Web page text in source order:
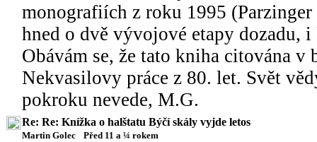
monografiích z roku 1995
hned o dvě vývojové etapy dozadu,
Obávám se, že tato kniha citována
Nekvasilovy práce z 80. let. Svět
pokroku nevede, M.G.
Re: Re: Knížka o halštatu Býčí skály vyjde letos
Martin Golec Před 11 a ¼ rokem